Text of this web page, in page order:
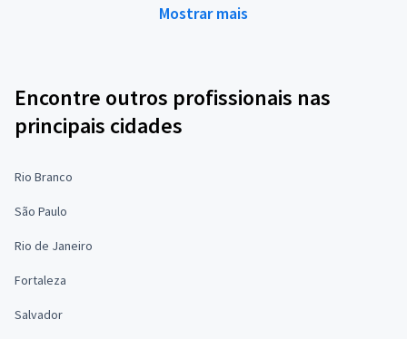
Mostrar mais
Encontre outros profissionais nas
principais cidades
Rio Branco
São Paulo
Rio de Janeiro
Fortaleza
Salvador